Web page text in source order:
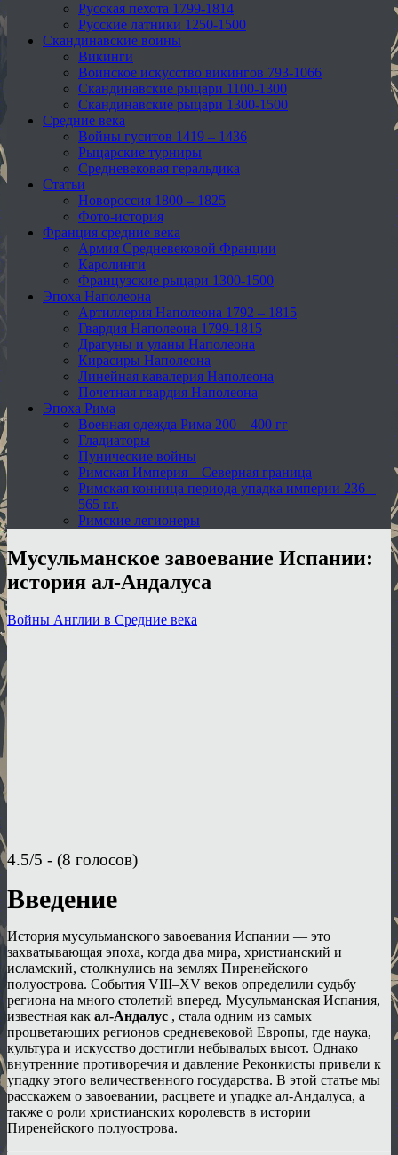
Русская пехота 1799-1814
Русские латники 1250-1500
Скандинавские воины
Викинги
Воинское искусство викингов 793-1066
Скандинавские рыцари 1100-1300
Скандинавские рыцари 1300-1500
Средние века
Войны гуситов 1419 – 1436
Рыцарские турниры
Средневековая геральдика
Статьи
Новороссия 1800 – 1825
Фото-история
Франция средние века
Армия Средневековой Франции
Каролинги
Французские рыцари 1300-1500
Эпоха Наполеона
Артиллерия Наполеона 1792 – 1815
Гвардия Наполеона 1799-1815
Драгуны и уланы Наполеона
Кирасиры Наполеона
Линейная кавалерия Наполеона
Почетная гвардия Наполеона
Эпоха Рима
Военная одежда Рима 200 – 400 гг
Гладиаторы
Пунические войны
Римская Империя – Северная граница
Римская конница периода упадка империи 236 –
565 г.г.
Римские легионеры
Мусульманское завоевание Испании:
история ал-Андалуса
Войны Англии в Средние века
4.5/5 - (8 голосов)
Введение
История мусульманского завоевания Испании — это
захватывающая эпоха, когда два мира, христианский и
исламский, столкнулись на землях Пиренейского
полуострова. События VIII–XV веков определили судьбу
региона на много столетий вперед. Мусульманская Испания,
известная как ал-Андалус , стала одним из самых
процветающих регионов средневековой Европы, где наука,
культура и искусство достигли небывалых высот. Однако
внутренние противоречия и давление Реконкисты привели к
упадку этого величественного государства. В этой статье мы
расскажем о завоевании, расцвете и упадке ал-Андалуса, а
также о роли христианских королевств в истории
Пиренейского полуострова.